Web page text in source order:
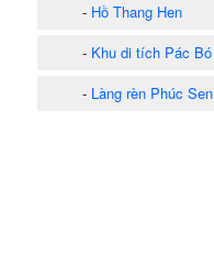
- Hồ Thang Hen
- Khu di tích Pác Bó
- Làng rèn Phúc Sen